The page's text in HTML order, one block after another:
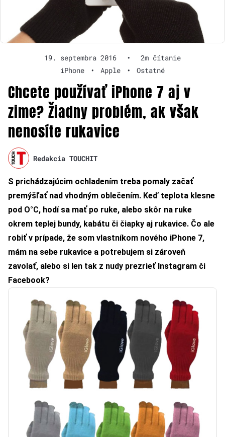
19. septembra 2016 •
2m čítanie
iPhone
• Apple • Ostatné
Chcete používať iPhone 7 aj v
zime? Žiadny problém, ak však
nenosíte rukavice
Redakcia TOUCHIT
S prichádzajúcim ochladením treba pomaly začať
premýšľať nad vhodným oblečením. Keď teplota klesne
pod O°C, hodí sa mať po ruke, alebo skôr na ruke
okrem teplej bundy, kabátu či čiapky aj rukavice. Čo ale
robiť v prípade, že som vlastníkom nového iPhone 7,
mám na sebe rukavice a potrebujem si zároveň
zavolať, alebo si len tak z nudy prezrieť Instagram či
Facebook?